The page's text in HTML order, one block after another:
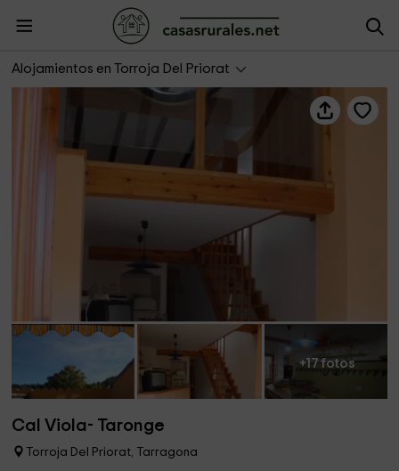
Alojamientos en Torroja Del Priorat
+17 fotos
Cal Viola- Taronge
Torroja Del Priorat, Tarragona